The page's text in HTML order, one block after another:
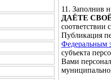
11. Заполнив
ДАЁТЕ
соответствии
Публикация
Федеральным
субъекта
Вами